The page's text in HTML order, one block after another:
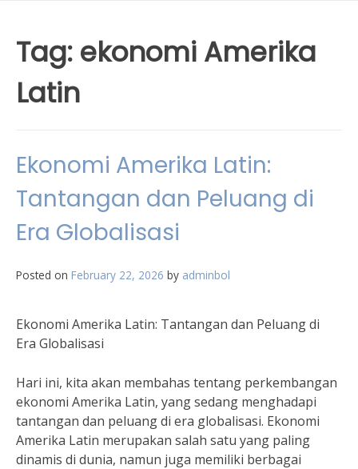
Tag: ekonomi Amerika
Latin
Ekonomi Amerika Latin:
Tantangan dan Peluang di
Era Globalisasi
Posted on February 22, 2026 by adminbol
Ekonomi Amerika Latin: Tantangan dan Peluang di
Era Globalisasi
Hari ini, kita akan membahas tentang perkembangan
ekonomi Amerika Latin, yang sedang menghadapi
tantangan dan peluang di era globalisasi. Ekonomi
Amerika Latin merupakan salah satu yang paling
dinamis di dunia, namun juga memiliki berbagai